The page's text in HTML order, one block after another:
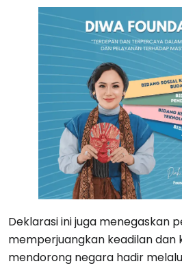
Deklarasi ini juga menegaskan
memperjuangkan keadilan dan
mendorong negara hadir